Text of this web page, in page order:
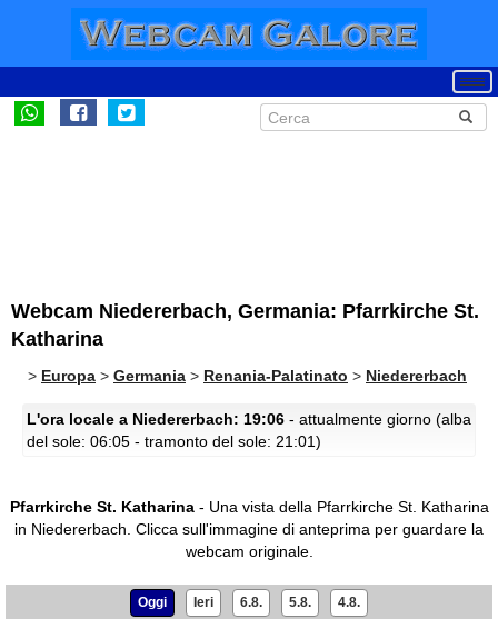
Webcam Niedererbach, Germania: Pfarrkirche St.
Katharina
> Europa > Germania > Renania-Palatinato > Niedererbach
L'ora locale a Niedererbach: 19:06 - attualmente giorno (alba
del sole: 06:05 - tramonto del sole: 21:01)
Pfarrkirche St. Katharina- Una vista della Pfarrkirche St. Katharina
in Niedererbach. Clicca sull'immagine di anteprima per guardare la
webcam originale.
Oggi Ieri 6.8. 5.8. 4.8.